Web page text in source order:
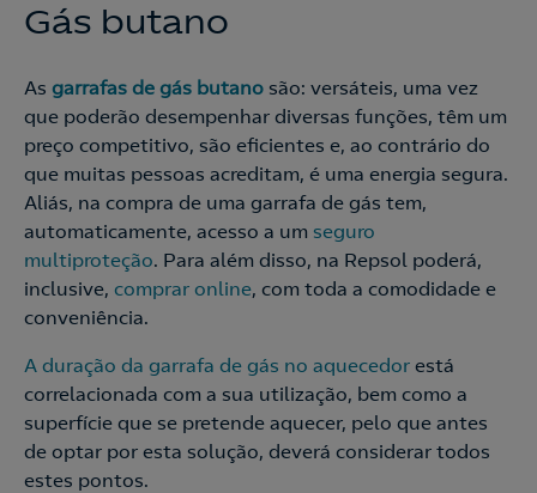
Gás butano
As garrafas de gás butano são: versáteis, uma vez
que poderão desempenhar diversas funções, têm um
preço competitivo, são eficientes e, ao contrário do
que muitas pessoas acreditam, é uma energia segura.
Aliás, na compra de uma garrafa de gás tem,
automaticamente, acesso a um seguro
multiproteção. Para além disso, na Repsol poderá,
inclusive, comprar online, com toda a comodidade e
conveniência.
A duração da garrafa de gás no aquecedor está
correlacionada com a sua utilização, bem como a
superfície que se pretende aquecer, pelo que antes
de optar por esta solução, deverá considerar todos
estes pontos.